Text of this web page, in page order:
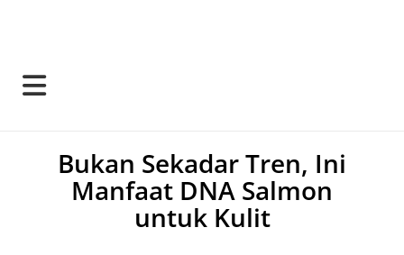
Bukan Sekadar Tren, Ini
Manfaat DNA Salmon
untuk Kulit